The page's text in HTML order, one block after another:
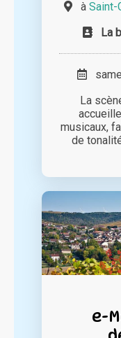
à Saint-
La
La
musicaux,
de
e-